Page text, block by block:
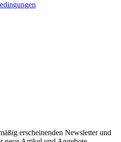
erscheinenden Newsletter und